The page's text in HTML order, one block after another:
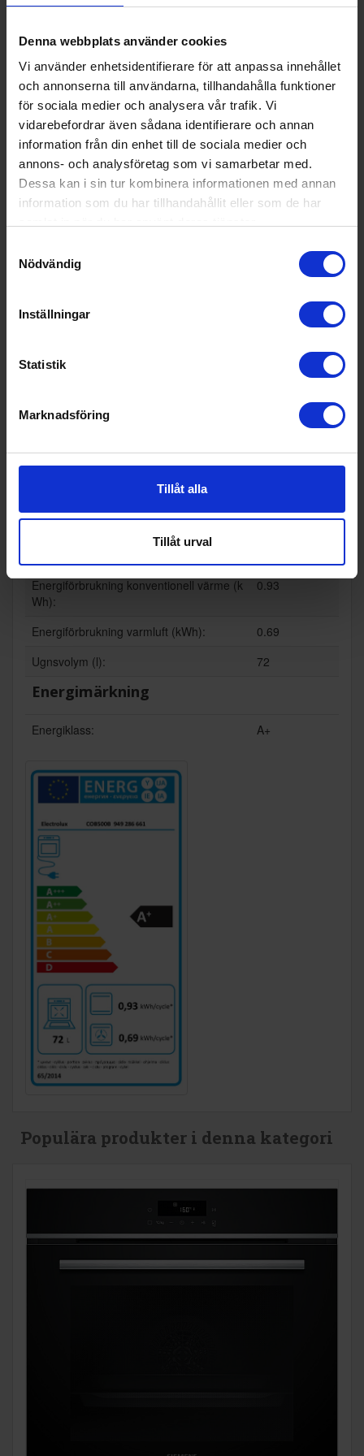
Denna webbplats använder cookies
Vi använder enhetsidentifierare för att anpassa innehållet
och annonserna till användarna, tillhandahålla funktioner
för sociala medier och analysera vår trafik. Vi
vidarebefordrar även sådana identifierare och annan
information från din enhet till de sociala medier och
annons- och analysföretag som vi samarbetar med.
Dessa kan i sin tur kombinera informationen med annan
information som du har tillhandahållit eller som de har
Nödvändig
Inställningar
Statistik
Marknadsföring
Tillåt alla
Tillåt urval
EAN
80
Allmän information
Rengöring i ugn:
Ångrengöring
Färg:
Svart
Produktgrupp:
Inbyggnadsug
n
Ångfunktion (Ja/Nej):
Display (Ja/Nej):
Mikrovågsfunktion (Ja/Nej):
Timer (Ja/Nej):
Varmluftsugn (Ja/Nej):
Ja
Wi-Fi anslutning (Ja/Nej):
Teknisk data
Energiförbrukning konventionell värme (k
Wh):
0.93
Energiförbrukning varmluft (kWh):
0.69
Ugnsvolym (l):
72
Energimärkning
Energiklass: A+
Populära produkter i denna kategori